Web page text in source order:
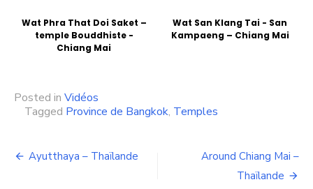
Wat Phra That Doi Saket –
temple Bouddhiste -
Chiang Mai
Wat San Klang Tai - San
Kampaeng – Chiang Mai
Posted in Vidéos
Tagged Province de Bangkok, Temples
Navigation
Ayutthaya – Thaïlande
Around Chiang Mai –
Thaïlande